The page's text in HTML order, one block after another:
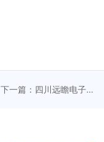
下一篇：四川远瞻电子资